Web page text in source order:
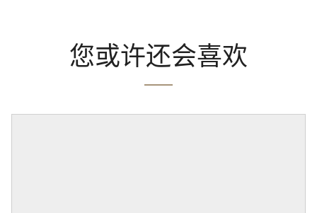
您或许还会喜欢